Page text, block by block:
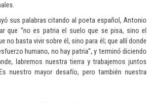
sus palabras citando al poeta español, Antonio
que “no es patria el suelo que se pisa, sino el
no basta vivir sobre él, sino para él; que allí donde
humano, no hay patria”, y terminó diciendo
labremos nuestra tierra y trabajemos juntos
nuestro mayor desafío, pero también nuestra